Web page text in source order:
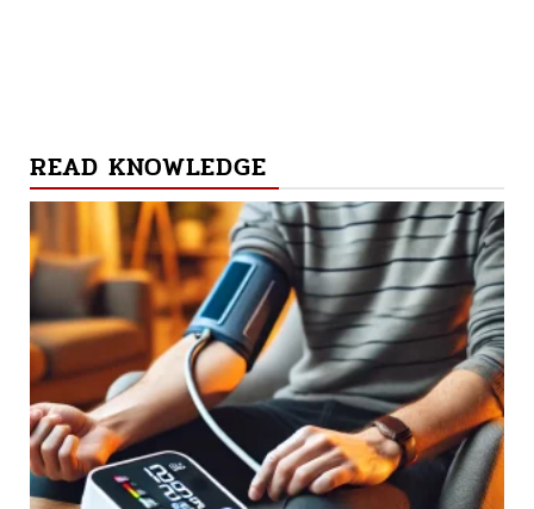
READ KNOWLEDGE